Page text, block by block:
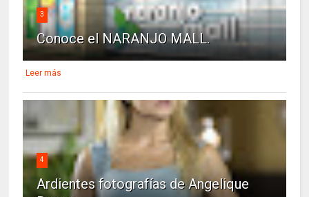
3
Conoce el NARANJO MALL.
Leer más
4
Ardientes fotografías de Angelique